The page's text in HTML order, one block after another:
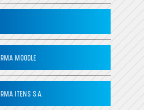
MOODLE
ITENS S.A.